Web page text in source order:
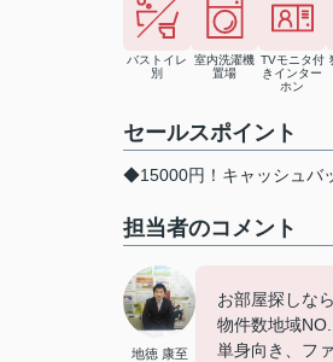
バストイレ
別
室内洗濯機
置場
TVモニタ付
きインター
ホン
セールスポイント
◆15000円！キャッシュバ
担当者のコメント
地徳 康至
お部屋探しな
物件数地域
単身向き、フ